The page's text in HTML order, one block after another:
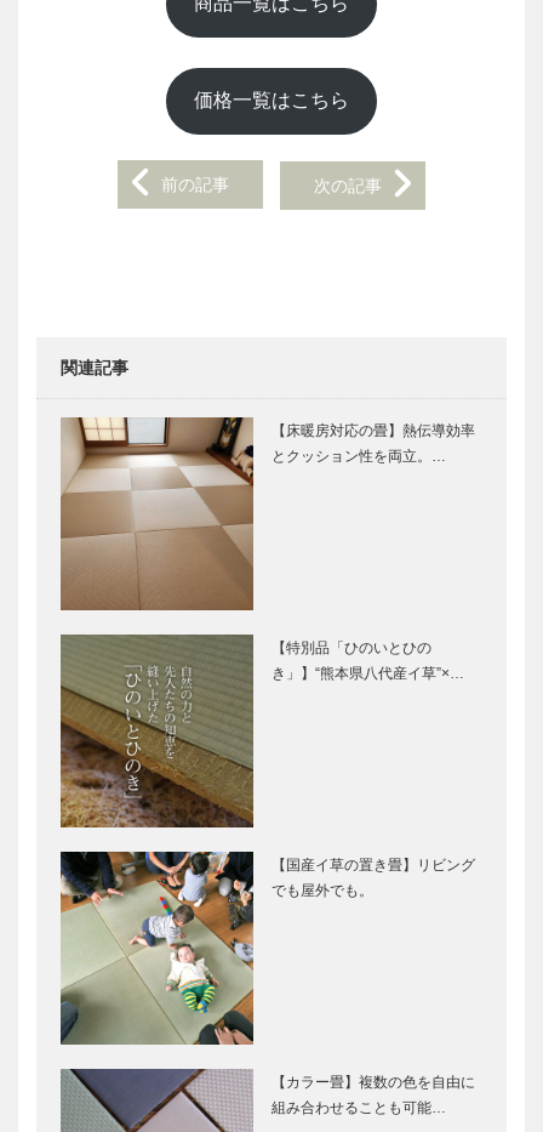
価格一覧はこちら
前の記事 次の記事
関連記事
【床暖房対応の畳】熱伝導効率
とクッション性を両立。…
【特別品「ひのいとひの
き」】“熊本県八代産イ草”×…
【国産イ草の置き畳】リビング
でも屋外でも。
【カラー畳】複数の色を自由に
組み合わせることも可能…